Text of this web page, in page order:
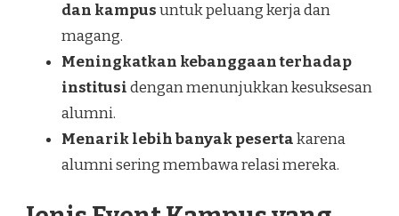
dan kampusuntuk peluang kerja dan
magang.
Meningkatkan kebanggaan terhadap
institusidengan menunjukkan kesuksesan
alumni.
Menarik lebih banyak pesertakarena
alumni sering membawa relasi mereka.